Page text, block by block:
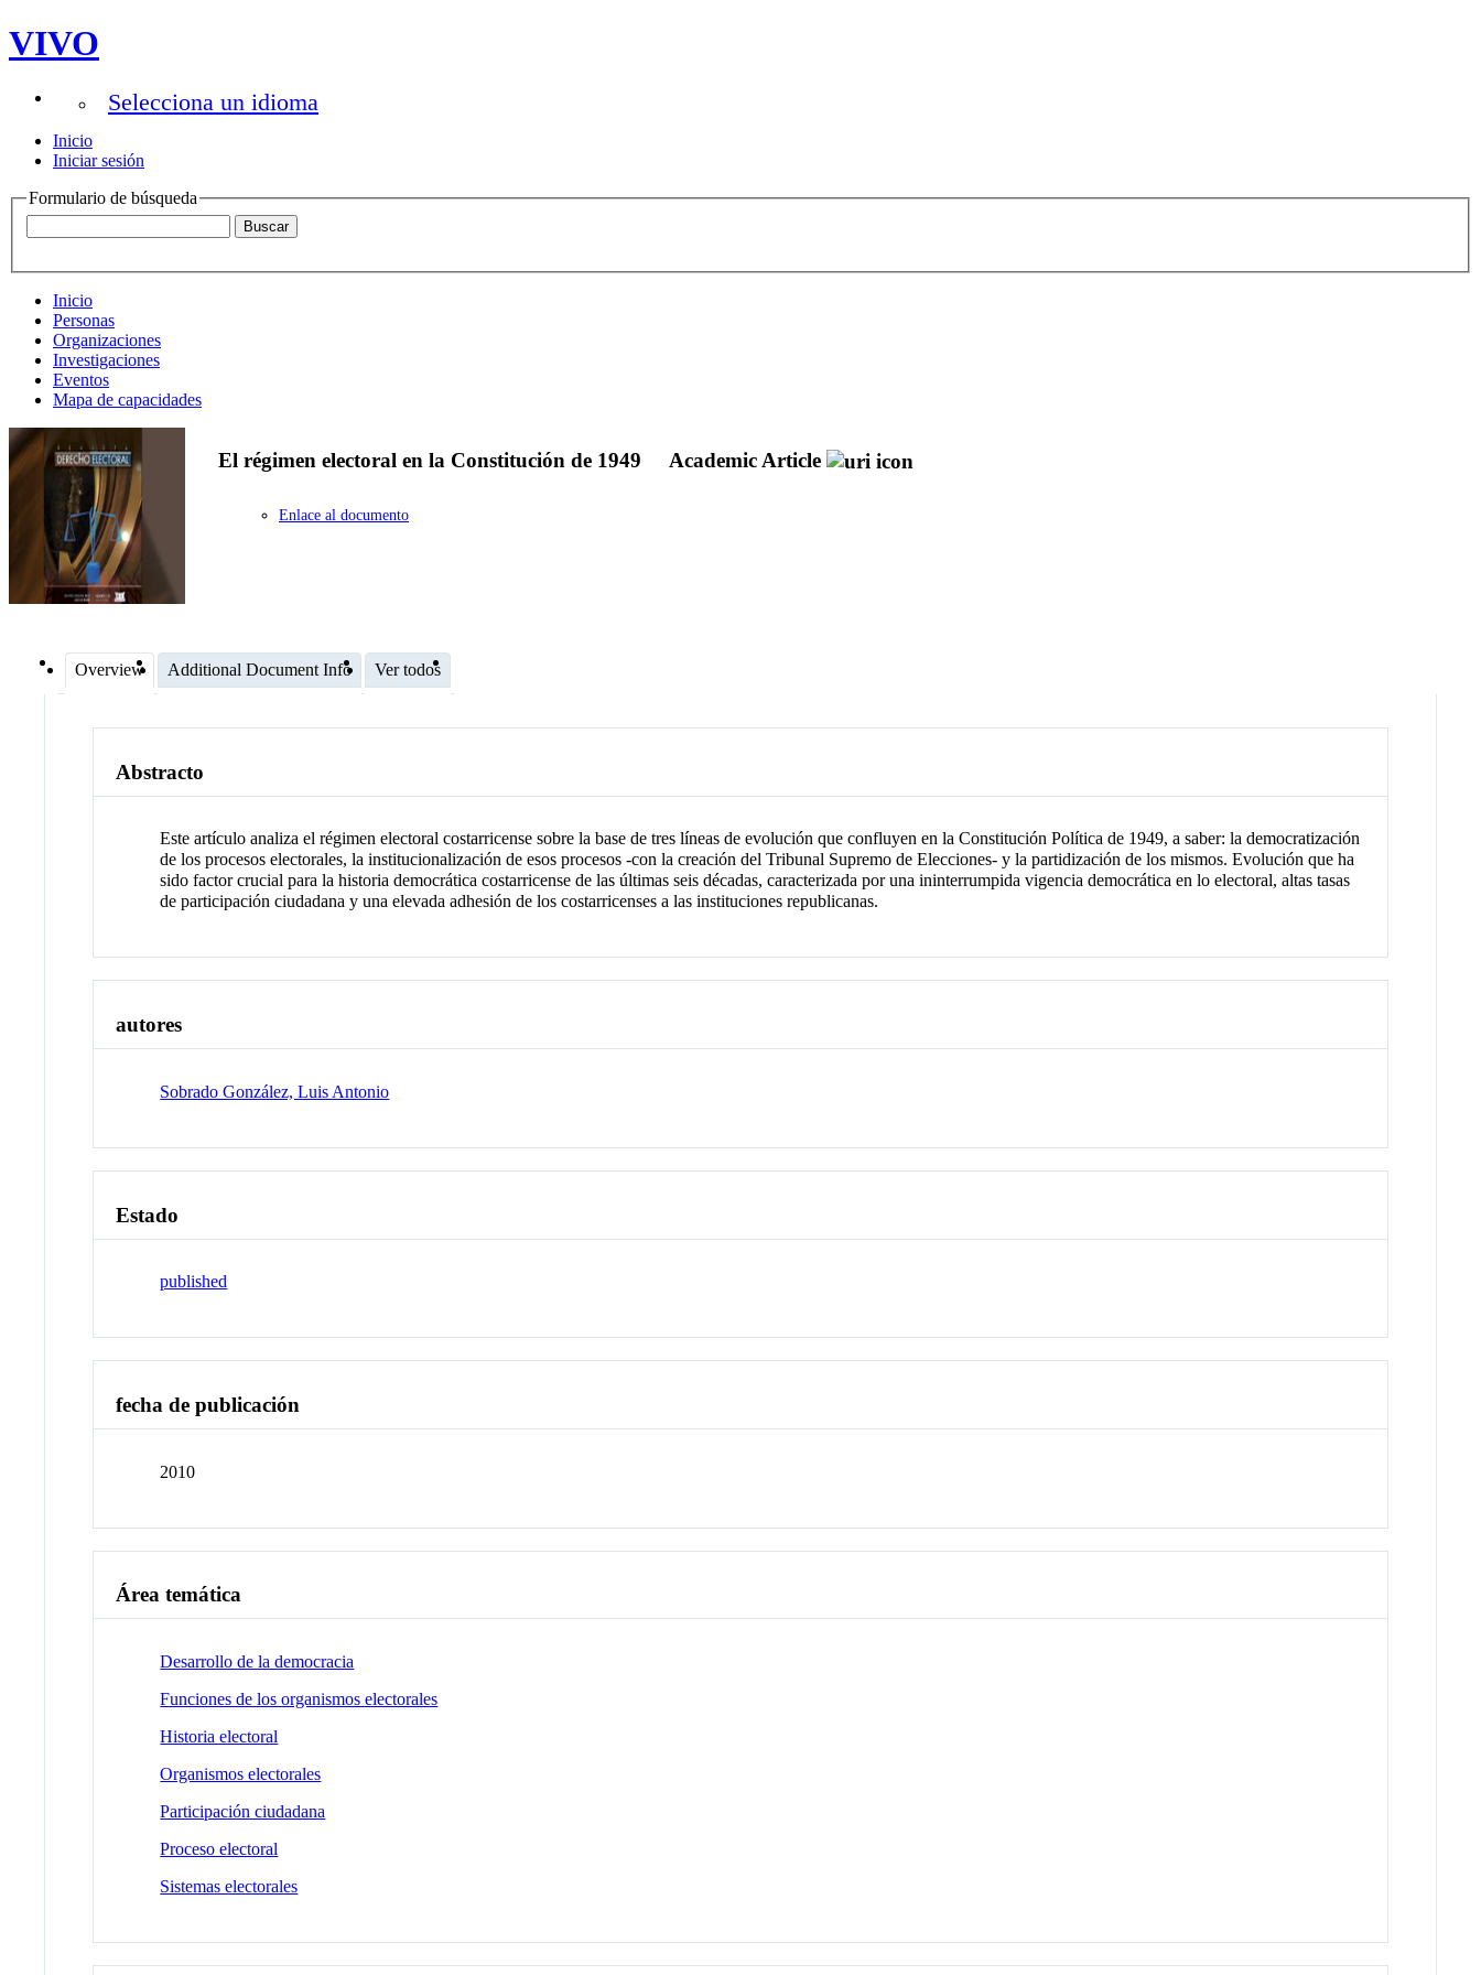
VIVO
Selecciona un idioma
Inicio
Iniciar sesión
Formulario de búsqueda
Inicio
Personas
Organizaciones
Investigaciones
Eventos
Mapa de capacidades
El régimen electoral en la Constitución de 1949 Academic Article
Enlace al documento
Overview Additional Document Info Ver todos
Abstracto
Este artículo analiza el régimen electoral costarricense sobre la base de tres líneas de evolución que confluyen en la Constitución Política de 1949, a saber: la democratización
de los procesos electorales, la institucionalización de esos procesos -con la creación del Tribunal Supremo de Elecciones- y la partidización de los mismos. Evolución que ha
sido factor crucial para la historia democrática costarricense de las últimas seis décadas, caracterizada por una ininterrumpida vigencia democrática en lo electoral, altas tasas
de participación ciudadana y una elevada adhesión de los costarricenses a las instituciones republicanas.
autores
Sobrado González, Luis Antonio
Estado
published
fecha de publicación
2010
Área temática
Desarrollo de la democracia
Funciones de los organismos electorales
Historia electoral
Organismos electorales
Participación ciudadana
Proceso electoral
Sistemas electorales